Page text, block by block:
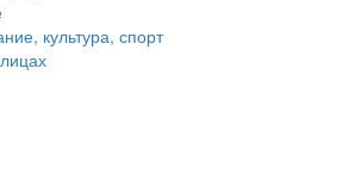
культура, спорт